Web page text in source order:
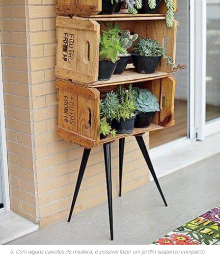
9. Com alguns caixotes de madeira, é possível fazer um jardim suspenso compacto.